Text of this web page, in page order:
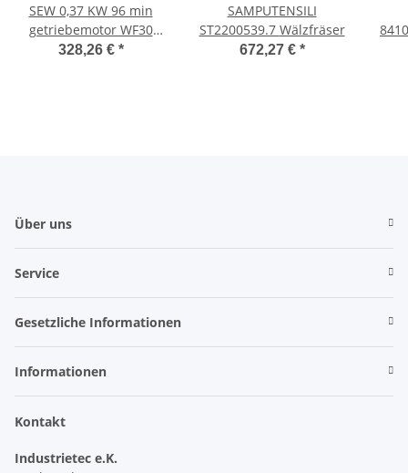
SEW 0,37 KW 96 min
getriebemotor WF30
DT71D4/BMG/HR/ASB1
328,26 € *
SAMPUTENSILI
ST2200539.7 Wälzfräser
672,27 € *
Über uns
Service
Gesetzliche Informationen
Informationen
Kontakt
Industrietec e.K.